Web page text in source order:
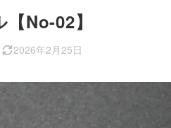
No-02】
2026年2月25日